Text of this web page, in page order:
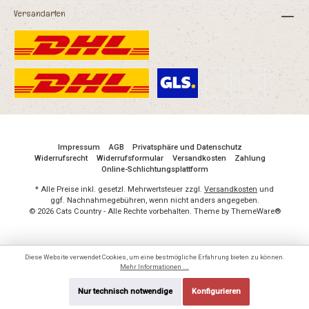
ohne Mais, Weizen oder sonstiges Getreide mit
hohem Allergiepotentialohne Zusatz von Farb-,
künstlichen Aroma- oder Konservierungsstoffen
natürlich mit Vitamin E stabilisiert Mit dem Kauf
dieses Futters unterstützen Sie die
Welttierschutzgesellschaft e.V.
Versandarten
Impressum AGB
Privatsphäre und Datenschutz
Widerrufsrecht
Widerrufsformular Versandkosten
Zahlung
Online-Schlichtungsplattform
* Alle Preise inkl. gesetzl. Mehrwertsteuer zzgl. Versandkosten und
ggf. Nachnahmegebühren, wenn nicht anders angegeben.
© 2026 Cats Country - Alle Rechte vorbehalten. Theme by ThemeWare®
Diese Website verwendet Cookies, um eine bestmögliche Erfahrung bieten zu können.
Mehr Informationen ...
Nur technisch notwendige Konfigurieren